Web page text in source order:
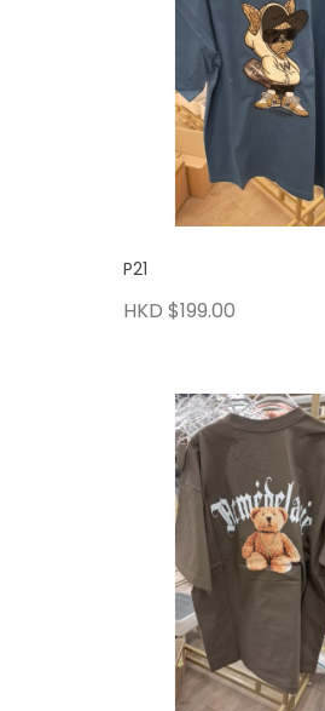
P21
HKD $199.00